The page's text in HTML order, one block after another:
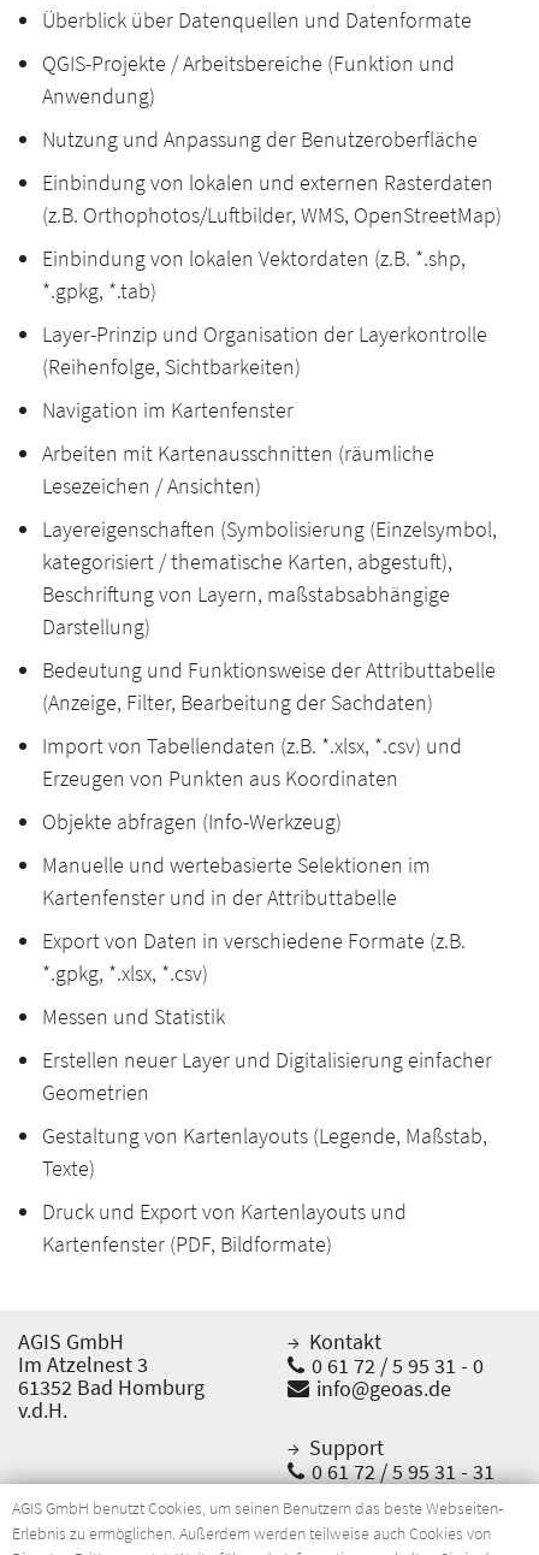
Überblick über Datenquellen und Datenformate
QGIS-Projekte / Arbeitsbereiche (Funktion und
Anwendung)
Nutzung und Anpassung der Benutzeroberfläche
Einbindung von lokalen und externen Rasterdaten
(z.B. Orthophotos/Luftbilder, WMS, OpenStreetMap)
Einbindung von lokalen Vektordaten (z.B. *.shp,
*.gpkg, *.tab)
Layer-Prinzip und Organisation der Layerkontrolle
(Reihenfolge, Sichtbarkeiten)
Navigation im Kartenfenster
Arbeiten mit Kartenausschnitten (räumliche
Lesezeichen / Ansichten)
Layereigenschaften (Symbolisierung (Einzelsymbol,
kategorisiert / thematische Karten, abgestuft),
Beschriftung von Layern, maßstabsabhängige
Darstellung)
Bedeutung und Funktionsweise der Attributtabelle
(Anzeige, Filter, Bearbeitung der Sachdaten)
Import von Tabellendaten (z.B. *.xlsx, *.csv) und
Erzeugen von Punkten aus Koordinaten
Objekte abfragen (Info-Werkzeug)
Manuelle und wertebasierte Selektionen im
Kartenfenster und in der Attributtabelle
Export von Daten in verschiedene Formate (z.B.
*.gpkg, *.xlsx, *.csv)
Messen und Statistik
Erstellen neuer Layer und Digitalisierung einfacher
Geometrien
Gestaltung von Kartenlayouts (Legende, Maßstab,
Texte)
Druck und Export von Kartenlayouts und
Kartenfenster (PDF, Bildformate)
AGIS GmbH
Im Atzelnest 3
61352 Bad Homburg
v.d.H.
Kontakt
0 61 72 / 5 95 31 - 0
info@geoas.de
Support
0 61 72 / 5 95 31 - 31
AGIS GmbH benutzt Cookies, um seinen Benutzern das beste Webseiten-
Erlebnis zu ermöglichen. Außerdem werden teilweise auch Cookies von